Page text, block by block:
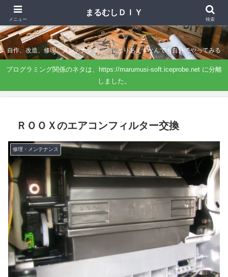
まるむしＤＩＹ
自作、改造、修理、メンテナンス．．．とりあえずなんでも自分でやってみる
プログラミング関係のネタは、https://marumusi-soft.iceprobe.net に分離
しました。
ＲＯＯＸのエアコンフィルター交換
修理・メンテナンス
メニュー
まるむしＤＩＹ
検索